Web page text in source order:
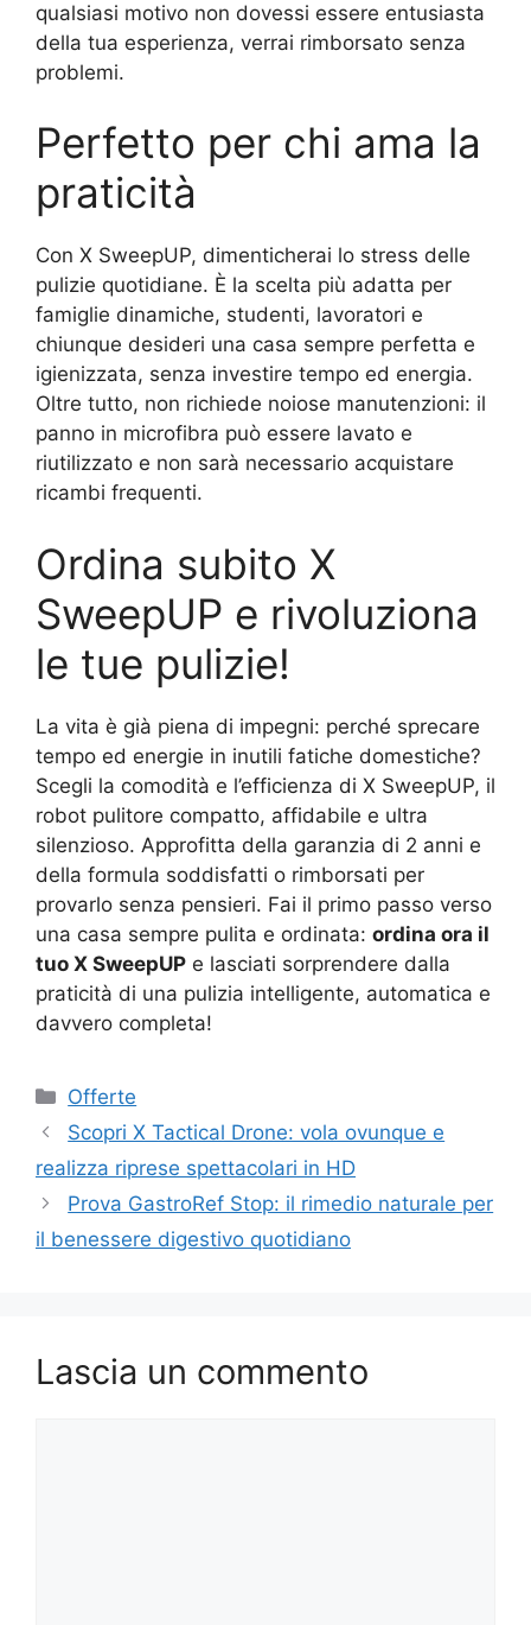
qualsiasi motivo non dovessi essere entusiasta
della tua esperienza, verrai rimborsato senza
problemi.
Perfetto per chi ama la
praticità
Con X SweepUP, dimenticherai lo stress delle
pulizie quotidiane. È la scelta più adatta per
famiglie dinamiche, studenti, lavoratori e
chiunque desideri una casa sempre perfetta e
igienizzata, senza investire tempo ed energia.
Oltre tutto, non richiede noiose manutenzioni: il
panno in microfibra può essere lavato e
riutilizzato e non sarà necessario acquistare
ricambi frequenti.
Ordina subito X
SweepUP e rivoluziona
le tue pulizie!
La vita è già piena di impegni: perché sprecare
tempo ed energie in inutili fatiche domestiche?
Scegli la comodità e l’efficienza di X SweepUP, il
robot pulitore compatto, affidabile e ultra
silenzioso. Approfitta della garanzia di 2 anni e
della formula soddisfatti o rimborsati per
provarlo senza pensieri. Fai il primo passo verso
una casa sempre pulita e ordinata: ordina ora il
tuo X SweepUP e lasciati sorprendere dalla
praticità di una pulizia intelligente, automatica e
davvero completa!
Categorie
Offerte
Scopri X Tactical Drone: vola ovunque e
realizza riprese spettacolari in HD
Prova GastroRef Stop: il rimedio naturale per
il benessere digestivo quotidiano
Lascia un commento